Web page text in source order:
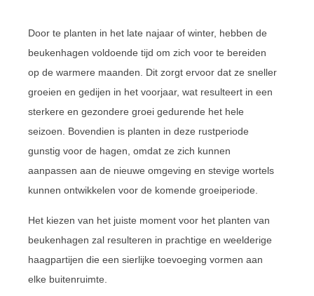
Door te planten in het late najaar of winter, hebben de
beukenhagen voldoende tijd om zich voor te bereiden
op de warmere maanden. Dit zorgt ervoor dat ze sneller
groeien en gedijen in het voorjaar, wat resulteert in een
sterkere en gezondere groei gedurende het hele
seizoen. Bovendien is planten in deze rustperiode
gunstig voor de hagen, omdat ze zich kunnen
aanpassen aan de nieuwe omgeving en stevige wortels
kunnen ontwikkelen voor de komende groeiperiode.
Het kiezen van het juiste moment voor het planten van
beukenhagen zal resulteren in prachtige en weelderige
haagpartijen die een sierlijke toevoeging vormen aan
elke buitenruimte.